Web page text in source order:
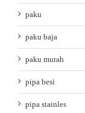
paku
paku baja
paku murah
pipa besi
pipa stainles